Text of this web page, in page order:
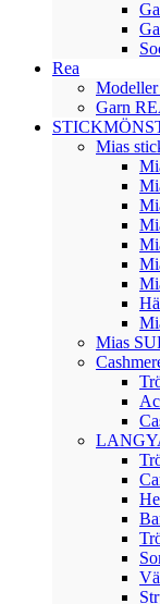
Rea
Modeller
Garn
Mias
Mias